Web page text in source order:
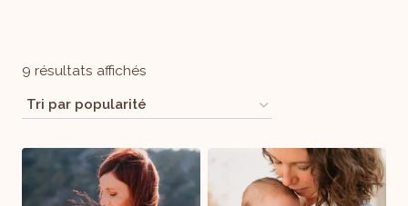
9 résultats affichés